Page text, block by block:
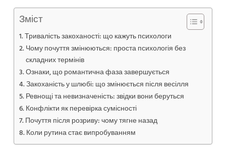
Зміст
Тривалість закоханості: що кажуть психологи
Чому почуття змінюються: проста психологія без
складних термінів
Ознаки, що романтична фаза завершується
Закоханість у шлюбі: що змінюється після весілля
Ревнощі та невизначеність: звідки вони беруться
Конфлікти як перевірка сумісності
Почуття після розриву: чому тягне назад
Коли рутина стає випробуванням